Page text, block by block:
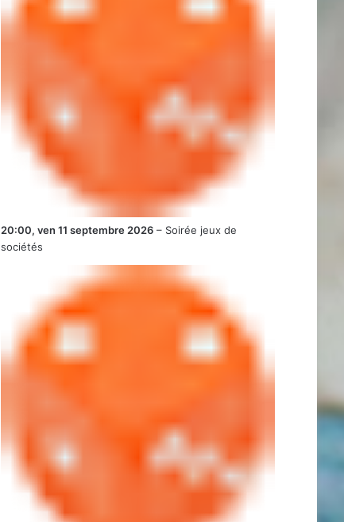
20:00, ven 11 septembre 2026 – Soirée jeux de
sociétés